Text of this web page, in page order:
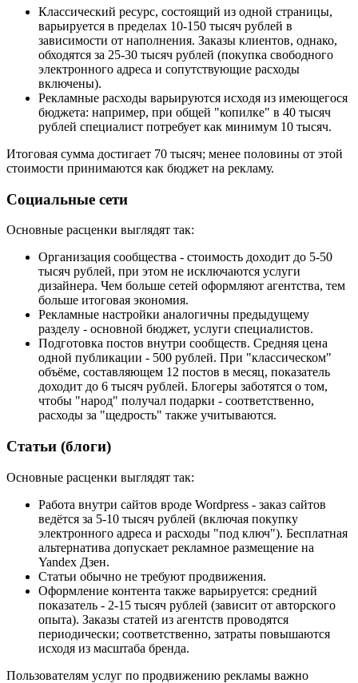
Классический ресурс, состоящий из одной страницы,
варьируется в пределах 10-150 тысяч рублей в
зависимости от наполнения. Заказы клиентов, однако,
обходятся за 25-30 тысяч рублей (покупка свободного
электронного адреса и сопутствующие расходы
включены).
Рекламные расходы варьируются исходя из имеющегося
бюджета: например, при общей "копилке" в 40 тысяч
рублей специалист потребует как минимум 10 тысяч.
Итоговая сумма достигает 70 тысяч; менее половины от этой
стоимости принимаются как бюджет на рекламу.
Социальные сети
Основные расценки выглядят так:
Организация сообщества - стоимость доходит до 5-50
тысяч рублей, при этом не исключаются услуги
дизайнера. Чем больше сетей оформляют агентства, тем
больше итоговая экономия.
Рекламные настройки аналогичны предыдущему
разделу - основной бюджет, услуги специалистов.
Подготовка постов внутри сообществ. Средняя цена
одной публикации - 500 рублей. При "классическом"
объёме, составляющем 12 постов в месяц, показатель
доходит до 6 тысяч рублей. Блогеры заботятся о том,
чтобы "народ" получал подарки - соответственно,
расходы за "щедрость" также учитываются.
Статьи (блоги)
Основные расценки выглядят так:
Работа внутри сайтов вроде Wordpress - заказ сайтов
ведётся за 5-10 тысяч рублей (включая покупку
электронного адреса и расходы "под ключ"). Бесплатная
альтернатива допускает рекламное размещение на
Yandex Дзен.
Статьи обычно не требуют продвижения.
Оформление контента также варьируется: средний
показатель - 2-15 тысяч рублей (зависит от авторского
опыта). Заказы статей из агентств проводятся
периодически; соответственно, затраты повышаются
исходя из масштаба бренда.
Пользователям услуг по продвижению рекламы важно